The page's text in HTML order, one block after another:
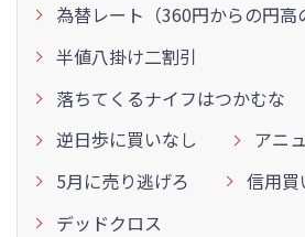
為替レート（360円からの円高
半値八掛け二割引
落ちてくるナイフはつかむな
逆日歩に買いなし
アニ
5月に売り逃げろ
信用買
デッドクロス